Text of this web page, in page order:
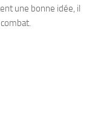
une bonne idée, il